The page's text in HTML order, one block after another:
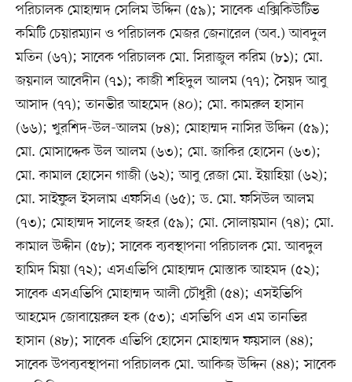
পরিচালক মোহাম্মদ সেলিম উদ্দিন (৫৯); সাবেক এক্সিকিউটিভ
কমিটি চেয়ারম্যান ও পরিচালক মেজর জেনারেল (অব.) আবদুল
মতিন (৬৭); সাবেক পরিচালক মো. সিরাজুল করিম (৮১); মো.
জয়নাল আবেদীন (৭১); কাজী শহিদুল আলম (৭৭); সৈয়দ আবু
আসাদ (৭৭); তানভীর আহমেদ (৪০); মো. কামরুল হাসান
(৬৬); খুরশিদ-উল-আলম (৮৪); মোহাম্মদ নাসির উদ্দিন (৫৯);
মো. মোসাদ্দেক উল আলম (৬৩); মো. জাকির হোসেন (৬৩);
মো. কামাল হোসেন গাজী (৬২); আবু রেজা মো. ইয়াহিয়া (৬২);
মো. সাইফুল ইসলাম এফসিএ (৬৫); ড. মো. ফসিউল আলম
(৭৩); মোহাম্মদ সালেহ জহর (৫৯); মো. সোলায়মান (৭৪); মো.
কামাল উদ্দীন (৫৮); সাবেক ব্যবস্থাপনা পরিচালক মো. আবদুল
হামিদ মিয়া (৭২); এসএভিপি মোহাম্মদ মোস্তাক আহমদ (৫২);
সাবেক এসএভিপি মোহাম্মদ আলী চৌধুরী (৫৪); এসইভিপি
আহমেদ জোবায়েরুল হক (৫৩); এসভিপি এস এম তানভির
হাসান (৪৮); সাবেক এভিপি হোসেন মোহাম্মদ ফয়সাল (৪৪);
সাবেক উপব্যবস্থাপনা পরিচালক মো. আকিজ উদ্দিন (৪৪); সাবেক